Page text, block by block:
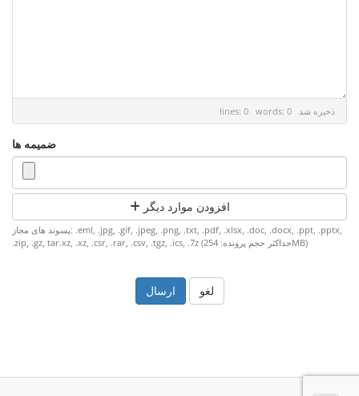
lines: 0 words: 0 ذخیره شد
ضمیمه ها
افزودن موارد دیگر
پسوند های مجاز: .eml, .jpg, .gif, .jpeg, .png, .txt, .pdf, .xlsx, .doc, .docx, .ppt, .pptx,
.zip, .gz, tar.xz, .xz, .csr, .rar, .csv, .tgz, .ics, .7z (حداکثر حجم پرونده: 254MB)
لغو